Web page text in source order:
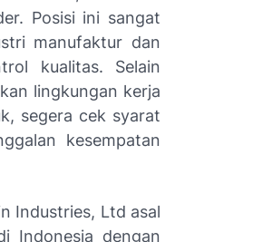
Posisi ini sangat
manufaktur dan
kualitas. Selain
lingkungan kerja
segera cek syarat
kesempatan
Industries, Ltd asal
Indonesia dengan